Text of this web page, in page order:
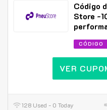
Código
Store -
CÓDIGO
VER
128 Used - 0 Today